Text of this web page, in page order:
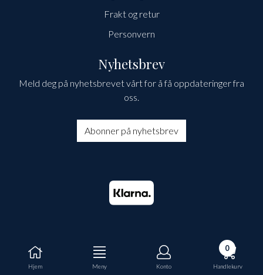
Hjem Meny Konto
0
Handlekurv
Frakt og retur
Personvern
Nyhetsbrev
Meld deg på nyhetsbrevet vårt for å få oppdateringer fra
oss.
Abonner på nyhetsbrev